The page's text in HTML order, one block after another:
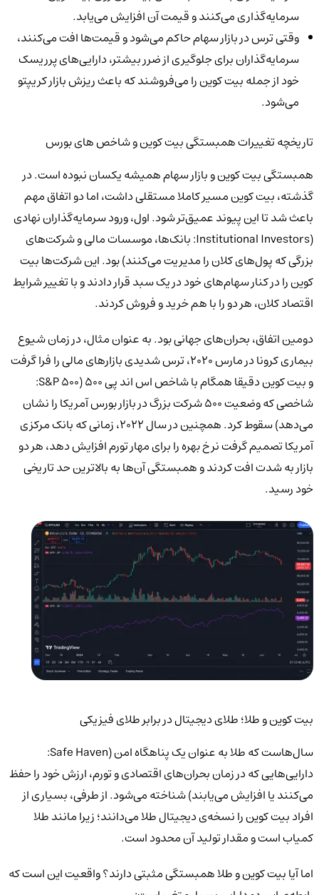
سرمایه‌گذاری می‌کنند و قیمت آن افزایش می‌یابد.
وقتی ترس در بازار سهام حاکم می‌شود و قیمت‌ها افت می‌کنند،
سرمایه‌گذاران برای جلوگیری از ضرر بیشتر، دارایی‌های پرریسک
خود از جمله بیت کوین را می‌فروشند که باعث ریزش بازار کریپتو
می‌شود.
تاریخچه تغییرات همبستگی بیت کوین و شاخص های بورس
همبستگی بیت کوین و بازار سهام همیشه یکسان نبوده است. در
گذشته، بیت کوین مسیر کاملا مستقلی داشت، اما دو اتفاق مهم
باعث شد تا این پیوند عمیق‌تر شود. اول، ورود سرمایه‌گذاران نهادی
(Institutional Investors: بانک‌ها، موسسات مالی و شرکت‌های
بزرگی که پول‌های کلان را مدیریت می‌کنند) بود. این شرکت‌ها بیت
کوین را در کنار سهام‌های خود در یک سبد قرار دادند و با تغییر شرایط
اقتصاد کلان، هر دو را با هم خرید و فروش کردند.
دومین اتفاق، بحران‌های جهانی بود. به عنوان مثال، در زمان شیوع
بیماری کرونا در مارس ۲۰۲۰، ترس شدیدی بازارهای مالی را فرا گرفت
و بیت کوین دقیقا همگام با شاخص اس اند پی ۵۰۰ (S&P 500:
شاخصی که وضعیت ۵۰۰ شرکت بزرگ در بازار بورس آمریکا را نشان
می‌دهد) سقوط کرد. همچنین در سال ۲۰۲۲، زمانی که بانک مرکزی
آمریکا تصمیم گرفت نرخ بهره را برای مهار تورم افزایش دهد، هر دو
بازار به شدت افت کردند و همبستگی آن‌ها به بالاترین حد تاریخی
خود رسید.
بیت کوین و طلا؛ طلای دیجیتال در برابر طلای فیزیکی
سال‌هاست که طلا به عنوان یک پناهگاه امن (Safe Haven:
دارایی‌هایی که در زمان بحران‌های اقتصادی و تورم، ارزش خود را حفظ
می‌کنند یا افزایش می‌یابند) شناخته می‌شود. از طرفی، بسیاری از
افراد بیت کوین را نسخه‌ی دیجیتال طلا می‌دانند؛ زیرا مانند طلا
کمیاب است و مقدار تولید آن محدود است.
اما آیا بیت کوین و طلا همبستگی مثبتی دارند؟ واقعیت این است که